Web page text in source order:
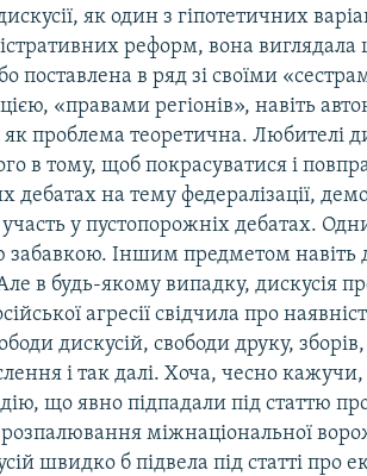
як один з гіпотетичних
реформ, вона виглядала
поставлена в ряд зі своїми
«правами регіонів», навіть
проблема теоретична. Любителі
в тому, щоб покрасуватися і
дебатах на тему федералізації,
у пустопорожніх дебатах.
Іншим предметом навіть
в будь-якому випадку, дискусія
агресії свідчила про
дискусій, свободи друку, зборів,
і так далі. Хоча, чесно кажучи,
що явно підпадали під статтю
розпалювання міжнаціональної
швидко б підвела під статті про